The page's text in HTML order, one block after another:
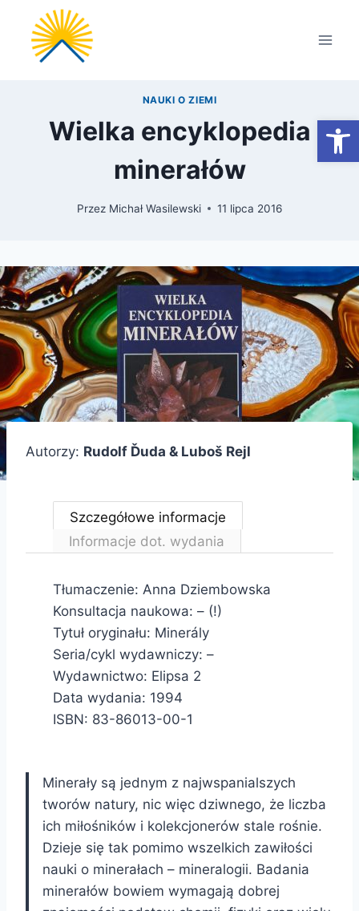
Przejdź
treści
NAUKI O ZIEMI
Wielka encyklopedia
minerałów
Przez Michał Wasilewski 11 lipca 2016
Autorzy: Rudolf Ďuda & Luboš Rejl
Szczegółowe informacje
Informacje dot. wydania
Tłumaczenie: Anna Dziembowska
Konsultacja naukowa: – (!)
Tytuł oryginału: Minerály
Seria/cykl wydawniczy: –
Wydawnictwo: Elipsa 2
Data wydania: 1994
ISBN: 83-86013-00-1
Minerały są jednym z najwspanialszych
tworów natury, nic więc dziwnego, że liczba
ich miłośników i kolekcjonerów stale rośnie.
Dzieje się tak pomimo wszelkich zawiłości
nauki o minerałach – mineralogii. Badania
minerałów bowiem wymagają dobrej